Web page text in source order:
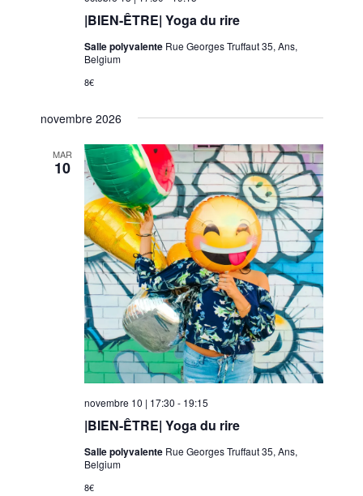
|BIEN-ÊTRE| Yoga du rire
Salle polyvalente Rue Georges Truffaut 35, Ans,
Belgium
8€
novembre 2026
MAR
10
|BIEN-ÊTRE| Yoga du rire
novembre 10 | 17:30 - 19:15
Salle polyvalente Rue Georges Truffaut 35, Ans,
Belgium
8€